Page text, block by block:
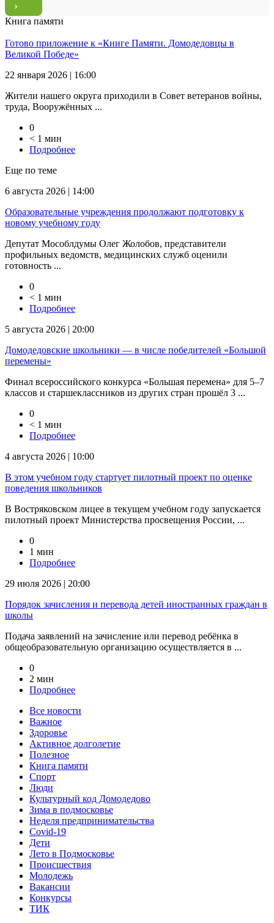
Книга памяти
Готово приложение к «Книге Памяти. Домодедовцы в
Великой Победе»
22 января 2026 | 16:00
Жители нашего округа приходили в Совет ветеранов войны,
труда, Вооружённых ...
0
< 1 мин
Подробнее
Еще по теме
6 августа 2026 | 14:00
Образовательные учреждения продолжают подготовку к
новому учебному году
Депутат Мособлдумы Олег Жолобов, представители
профильных ведомств, медицинских служб оценили
готовность ...
0
< 1 мин
Подробнее
5 августа 2026 | 20:00
Домодедовские школьники — в числе победителей «Большой
перемены»
Финал всероссийского конкурса «Большая перемена» для 5–7
классов и старшеклассников из других стран прошёл 3 ...
0
< 1 мин
Подробнее
4 августа 2026 | 10:00
В этом учебном году стартует пилотный проект по оценке
поведения школьников
В Востряковском лицее в текущем учебном году запускается
пилотный проект Министерства просвещения России, ...
0
1 мин
Подробнее
29 июля 2026 | 20:00
Порядок зачисления и перевода детей иностранных граждан в
школы
Подача заявлений на зачисление или перевод ребёнка в
общеобразовательную организацию осуществляется в ...
0
2 мин
Подробнее
Все новости
Важное
Здоровье
Активное долголетие
Полезное
Книга памяти
Спорт
Люди
Культурный код Домодедово
Зима в подмосковье
Неделя предпринимательства
Covid-19
Дети
Лето в Подмосковье
Происшествия
Молодежь
Вакансии
Конкурсы
ТИК